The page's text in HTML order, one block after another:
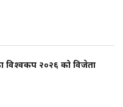
विश्वकप २०२६ को विजेता